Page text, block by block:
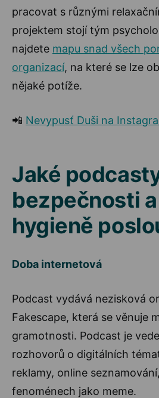
pracovat s různými
projektem stojí tým
najdete mapu snad všech
organizací, na které se lze
nějaké potíže.
📲 Nevypusť Duši na
Jaké
bezpečnosti
hygieně
Doba internetová
Podcast vydává nezisková
Fakescape, která se věnuje
gramotnosti. Podcast je
rozhovorů o digitálních
reklamy, online
fenoménech jako meme.